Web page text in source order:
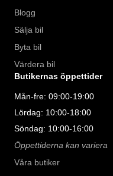
Blogg
Sälja bil
Byta bil
Värdera bil
Butikernas öppettider
Mån-fre: 09:00-19:00
Lördag: 10:00-18:00
Söndag: 10:00-16:00
Öppettiderna kan variera
Våra butiker